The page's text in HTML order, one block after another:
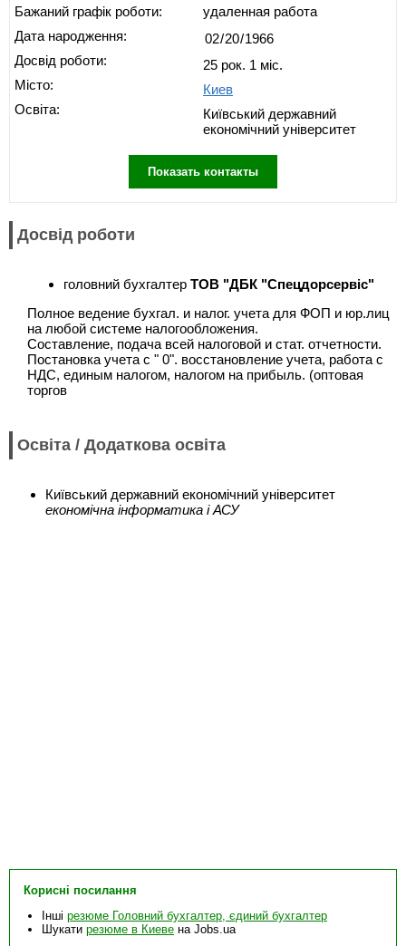
Бажаний графік роботи:
Дата народження:
Досвід роботи:
Місто:
Освіта:
удаленная работа
25 рок. 1 міс.
Киев
Київський державний
економічний університет
Показать контакты
Досвід роботи
головний бухгалтер ТОВ "ДБК "Спецдорсервіс"
Полное ведение бухгал. и налог. учета для ФОП и юр.лиц
на любой системе налогообложения.
Составление, подача всей налоговой и стат. отчетности.
Постановка учета с " 0". восстановление учета, работа с
НДС, единым налогом, налогом на прибыль. (оптовая
торгов
Освіта / Додаткова освіта
Київський державний економічний університет
економічна інформатика і АСУ
Корисні посилання
Інші резюме Головний бухгалтер, єдиний бухгалтер
Шукати резюме в Киеве на Jobs.ua